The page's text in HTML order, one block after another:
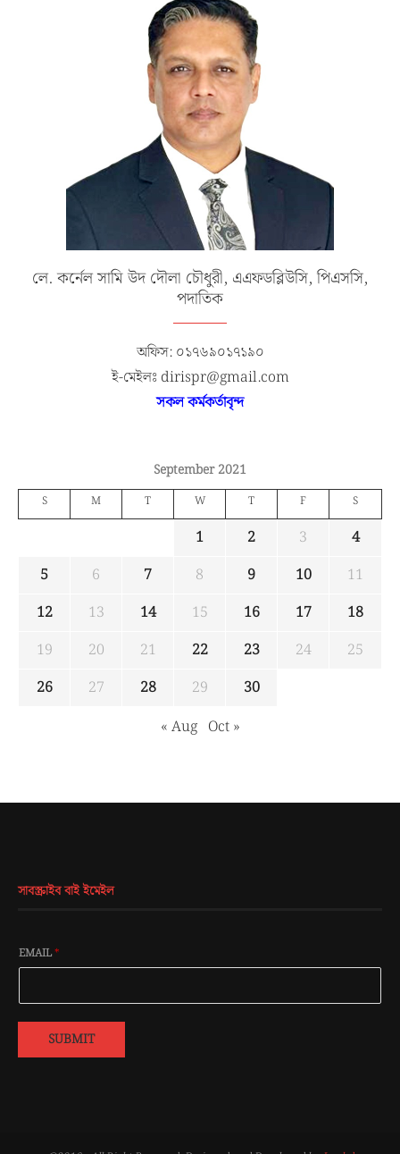
লে. কর্নেল সামি উদ দৌলা চৌধুরী, এএফডব্লিউসি, পিএসসি,
পদাতিক
অফিস: ০১৭৬৯০১৭১৯০
ই-মেইলঃ dirispr@gmail.com
সকল কর্মকর্তাবৃন্দ
September 2021
S M T W T F S
1 2 3
4
5
6 7 8 9 10
11
12
13 14 15 16 17
18
19
20 21 22 23 24
25
26
27 28 29
30
« Aug Oct »
সাবস্ক্রাইব বাই ইমেইল
EMAIL*
SUBMIT